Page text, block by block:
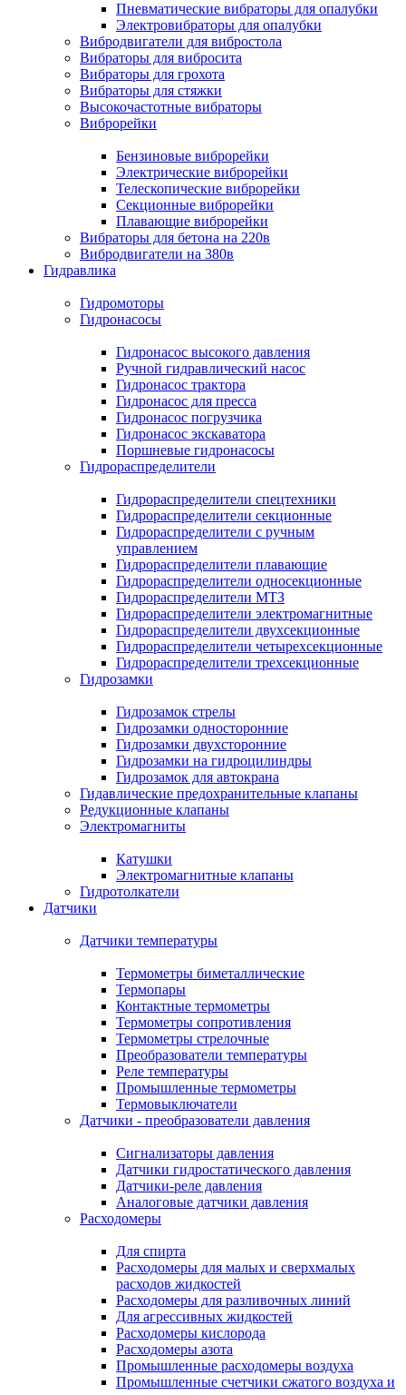
Пневматические вибраторы для опалубки
Электровибраторы для опалубки
Вибродвигатели для вибростола
Вибраторы для вибросита
Вибраторы для грохота
Вибраторы для стяжки
Высокочастотные вибраторы
Виброрейки
Бензиновые виброрейки
Электрические виброрейки
Телескопические виброрейки
Секционные виброрейки
Плавающие виброрейки
Вибраторы для бетона на 220в
Вибродвигатели на 380в
Гидравлика
Гидромоторы
Гидронасосы
Гидронасос высокого давления
Ручной гидравлический насос
Гидронасос трактора
Гидронасос для пресса
Гидронасос погрузчика
Гидронасос экскаватора
Поршневые гидронасосы
Гидрораспределители
Гидрораспределители спецтехники
Гидрораспределители секционные
Гидрораспределители с ручным
управлением
Гидрораспределители плавающие
Гидрораспределители односекционные
Гидрораспределители МТЗ
Гидрораспределители электромагнитные
Гидрораспределители двухсекционные
Гидрораспределители четырехсекционные
Гидрораспределители трехсекционные
Гидрозамки
Гидрозамок стрелы
Гидрозамки односторонние
Гидрозамки двухсторонние
Гидрозамки на гидроцилиндры
Гидрозамок для автокрана
Гидавлические предохранительные клапаны
Редукционные клапаны
Электромагниты
Катушки
Электромагнитные клапаны
Гидротолкатели
Датчики
Датчики температуры
Термометры биметаллические
Термопары
Контактные термометры
Термометры сопротивления
Термометры стрелочные
Преобразователи температуры
Реле температуры
Промышленные термометры
Термовыключатели
Датчики - преобразователи давления
Сигнализаторы давления
Датчики гидростатического давления
Датчики-реле давления
Аналоговые датчики давления
Расходомеры
Для спирта
Расходомеры для малых и сверхмалых
расходов жидкостей
Расходомеры для разливочных линий
Для агрессивных жидкостей
Расходомеры кислорода
Расходомеры азота
Промышленные расходомеры воздуха
Промышленные счетчики сжатого воздуха и